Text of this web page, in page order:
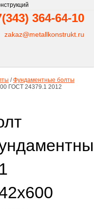
364-64-10
zakaz@metallkonstrukt.ru
/ Фундаментные болты
ГОСТ 24379.1 2012